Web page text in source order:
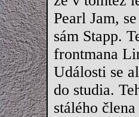
Pearl Jam,
sám Stapp.
frontmana
Události se
do studia.
stálého